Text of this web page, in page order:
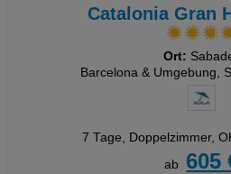
Catalonia Gran
Ort:
Barcelona & Umgebung,
7 Tage, Doppelzimmer,
ab
605